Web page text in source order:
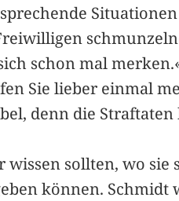
schon mal
Sie lieber einmal
denn die
sollten, wo
können. Schmidt